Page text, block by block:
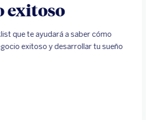
exitoso
que te ayudará a saber cómo
exitoso y desarrollar tu sueño